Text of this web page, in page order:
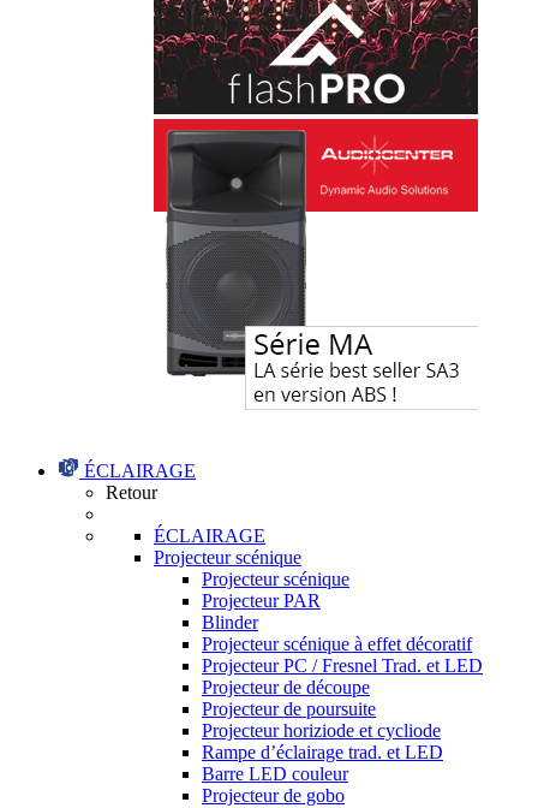
ÉCLAIRAGE
Retour
ÉCLAIRAGE
Projecteur scénique
Projecteur scénique
Projecteur PAR
Blinder
Projecteur scénique à effet décoratif
Projecteur PC / Fresnel Trad. et LED
Projecteur de découpe
Projecteur de poursuite
Projecteur horiziode et cycliode
Rampe d’éclairage trad. et LED
Barre LED couleur
Projecteur de gobo